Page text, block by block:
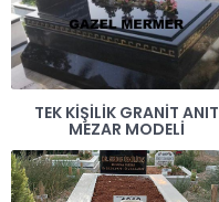
TEK KIŞILIK GRANIT ANIT
MEZAR MODELI